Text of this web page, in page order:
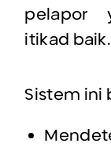
pelapor
itikad baik.
Sistem ini